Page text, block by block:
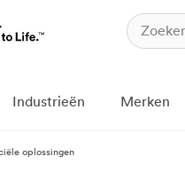
Industrieën Merken
oplossingen